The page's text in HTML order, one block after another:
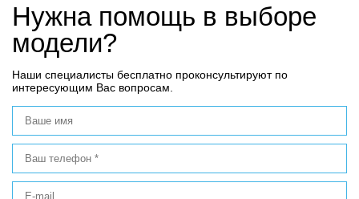
Нужна помощь в выборе
модели?
Наши специалисты бесплатно проконсультируют по
интересующим Вас вопросам.